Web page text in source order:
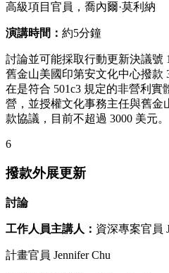
高級項目官員，喬內爾·莫利納
演講時間： 約5分鐘
討論並可能採取行動更新決議號
舊金山美國印第安文化中心撥款
在是符合 501c3 規定的非營利
營，並授權文化事務主任與舊金
款協議，目前不超過 3000 美元。
6
撥款外展更新
討論
工作人員主講人： 資深專案官員
計畫官員 Jennifer Chu